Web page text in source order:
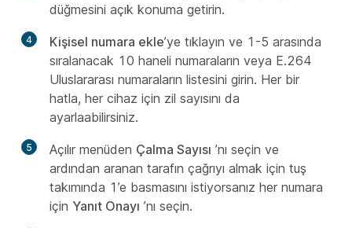
düğmesini açık konuma getirin.
4 Kişisel numara ekle’ye tıklayın ve 1-5 arasında
sıralanacak 10 haneli numaraların veya E.264
Uluslararası numaraların listesini girin. Her bir
hatla, her cihaz için zil sayısını da
ayarlaabilirsiniz.
5 Açılır menüden Çalma Sayısı ’nı seçin ve
ardından aranan tarafın çağrıyı almak için tuş
takımında 1’e basmasını istiyorsanız her numara
için Yanıt Onayı ’nı seçin.